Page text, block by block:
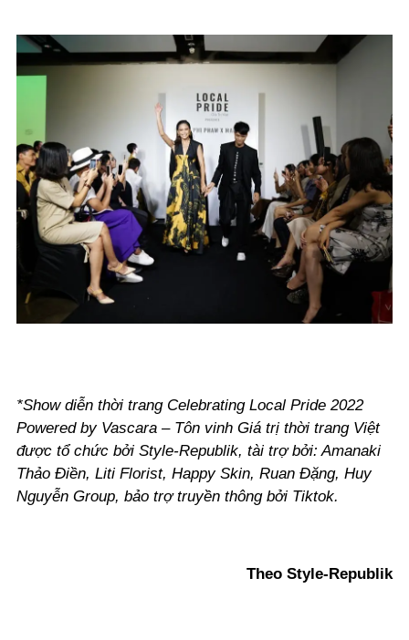
*Show diễn thời trang Celebrating Local Pride 2022
Powered by Vascara – Tôn vinh Giá trị thời trang Việt
được tổ chức bởi Style-Republik, tài trợ bởi: Amanaki
Thảo Điền, Liti Florist, Happy Skin, Ruan Đặng, Huy
Nguyễn Group, bảo trợ truyền thông bởi Tiktok.
Theo Style-Republik